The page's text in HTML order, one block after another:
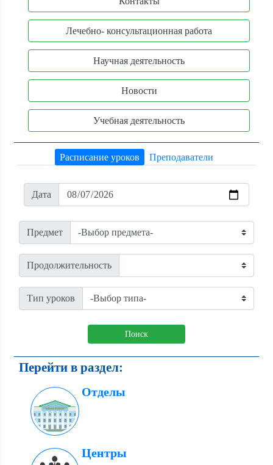
Лечебно- консультационная работа
Научная деятельность
Новости
Учебная деятельность
Расписание уроков Преподаватели
Дата
Предмет
Продолжительность
Тип уроков
Поиск
Перейти в раздел:
Отделы
Центры